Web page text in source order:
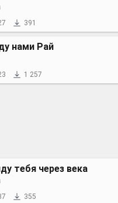
391
нами Рай
1 257
тебя через века
355